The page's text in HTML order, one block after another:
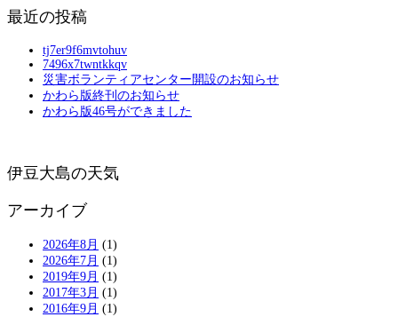
最近の投稿
tj7er9f6mvtohuv
7496x7twntkkqv
災害ボランティアセンター開設のお知らせ
かわら版終刊のお知らせ
かわら版46号ができました
伊豆大島の天気
アーカイブ
2026年8月 (1)
2026年7月 (1)
2019年9月 (1)
2017年3月 (1)
2016年9月 (1)